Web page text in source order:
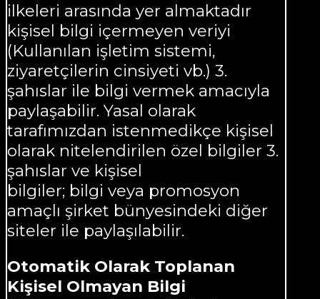
ilkeleri arasında yer almaktadır
kişisel bilgi içermeyen veriyi
(Kullanılan işletim sistemi,
ziyaretçilerin cinsiyeti vb.) 3.
şahıslar ile bilgi vermek amacıyla
paylaşabilir. Yasal olarak
tarafımızdan istenmedikçe kişisel
olarak nitelendirilen özel bilgiler 3.
şahıslar ve kişisel
bilgiler; bilgi veya promosyon
amaçlı şirket bünyesindeki diğer
siteler ile paylaşılabilir.
Otomatik Olarak Toplanan
Kişisel Olmayan Bilgi